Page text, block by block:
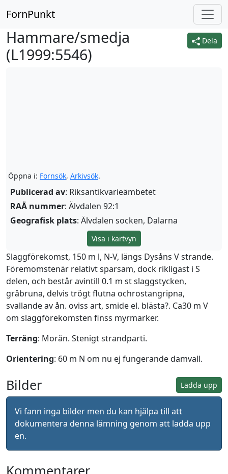
FornPunkt
Dela
Hammare/smedja
(L1999:5546)
Öppna i: Fornsök, Arkivsök.
Publicerad av: Riksantikvarieämbetet
RAÄ nummer: Älvdalen 92:1
Geografisk plats: Älvdalen socken, Dalarna
Visa i kartvyn
Slaggförekomst, 150 m l, N-V, längs Dysåns V strande.
Föremomstenär relativt sparsam, dock rikligast i S
delen, och består avintill 0.1 m st slaggstycken,
gråbruna, delvis trögt flutna ochrostangripna,
svallande av ån. oviss art, smide el. blästa?. Ca30 m V
om slaggförekomsten finss myrmarker.
Terräng: Morän. Stenigt strandparti.
Orientering: 60 m N om nu ej fungerande damvall.
Ladda upp
Bilder
Vi fann inga bilder men du kan hjälpa till att
dokumentera denna lämning genom att ladda upp
en.
Kommentarer